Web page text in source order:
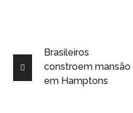
Brasileiros
constroem mansão
em Hamptons